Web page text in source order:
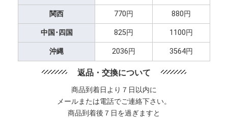
関西 770円 880円
中国･四国 825円 1100円
沖縄 2036円 3564円
返品・交換について
商品到着日より７日以内に
メールまたは電話でご連絡下さい。
商品到着後７日を過ぎますと